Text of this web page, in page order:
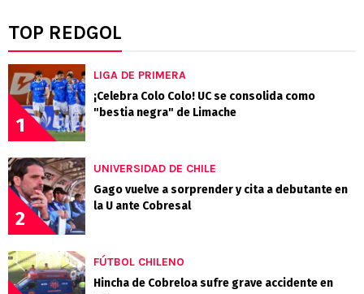
TOP REDGOL
1
LIGA DE PRIMERA
¡Celebra Colo Colo! UC se consolida como
"bestia negra" de Limache
2
UNIVERSIDAD DE CHILE
Gago vuelve a sorprender y cita a debutante en
la U ante Cobresal
FÚTBOL CHILENO
Hincha de Cobreloa sufre grave accidente en